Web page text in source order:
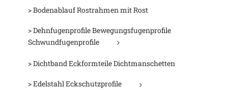
> Bodenablauf Rostrahmen mit Rost
> Dehnfugenprofile Bewegungsfugenprofile
Schwundfugenprofile
> Dichtband Eckformteile Dichtmanschetten
> Edelstahl Eckschutzprofile